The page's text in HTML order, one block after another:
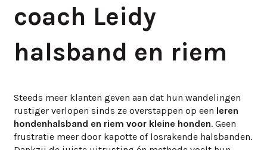
coach Leidy
halsband en riem
Steeds meer klanten geven aan dat hun wandelingen
rustiger verlopen sinds ze overstappen op een leren
hondenhalsband en riem voor kleine honden. Geen
frustratie meer door kapotte of losrakende halsbanden.